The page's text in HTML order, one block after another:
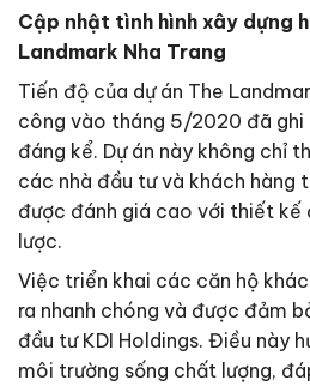
Cập nhật tình hình xây dựng
Landmark Nha Trang
Tiến độ của dự án The
công vào tháng 5/2020 đã ghi
đáng kể. Dự án này không chỉ
các nhà đầu tư và khách hàng
được đánh giá cao với thiết
lược.
Việc triển khai các căn hộ
ra nhanh chóng và được đảm
đầu tư KDI Holdings. Điều này
môi trường sống chất lượng,